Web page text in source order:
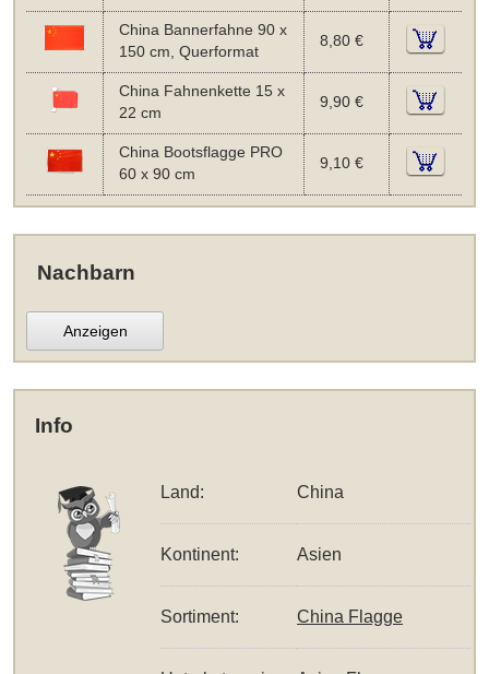
China Bannerfahne 90 x
150 cm, Querformat
8,80 €
China Fahnenkette 15 x
22 cm
9,90 €
China Bootsflagge PRO
60 x 90 cm
9,10 €
Nachbarn
Anzeigen
Info
Land: China
Kontinent: Asien
Sortiment: China Flagge